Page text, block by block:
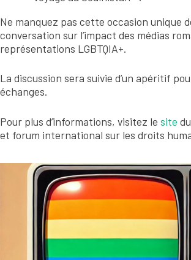
Ne manquez pas cette occasion unique
conversation sur l’impact des médias
représentations LGBTQIA+.
La discussion sera suivie d’un apéritif
échanges.
Pour plus d’informations, visitez le site
et forum international sur les droits